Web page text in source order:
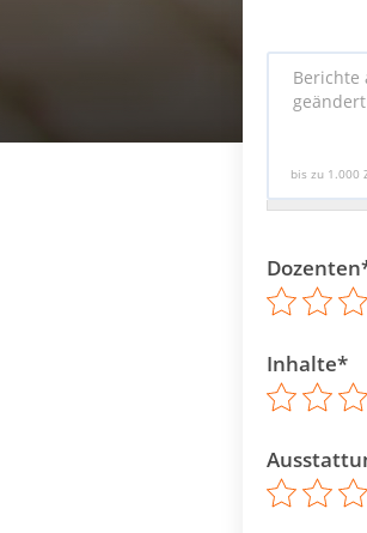
bis zu 1.000
Inhalte*